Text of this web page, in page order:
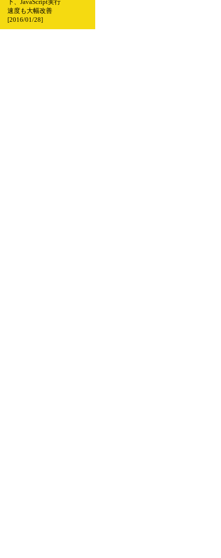
下、JavaScript実行
速度も大幅改善
[2016/01/28]